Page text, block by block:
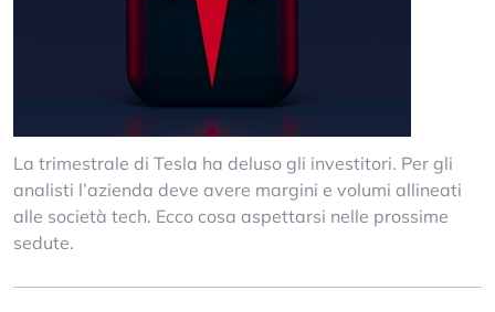
La trimestrale di Tesla ha deluso gli investitori. Per gli
analisti l’azienda deve avere margini e volumi allineati
alle società tech. Ecco cosa aspettarsi nelle prossime
sedute.